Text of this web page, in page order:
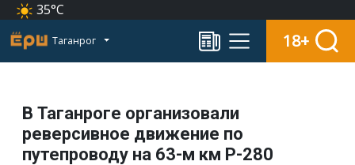
35°C
Таганрог 18+
В Таганроге организовали
реверсивное движение по
путепроводу на 63-м км Р-280